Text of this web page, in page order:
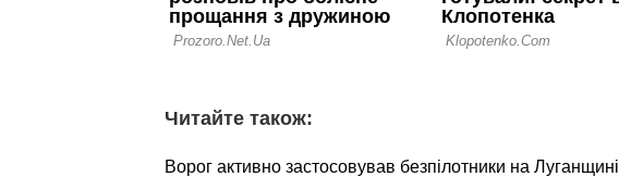
Читайте також:
Ворог активно застосовував безпілотники на Луганщині